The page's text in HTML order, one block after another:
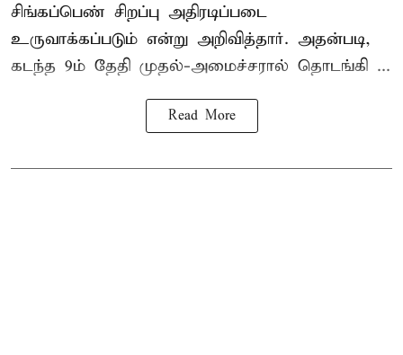
சிங்கப்பெண் சிறப்பு அதிரடிப்படை
உருவாக்கப்படும் என்று அறிவித்தார். அதன்படி,
கடந்த 9ம் தேதி முதல்-அமைச்சரால் தொடங்கி ...
Read More